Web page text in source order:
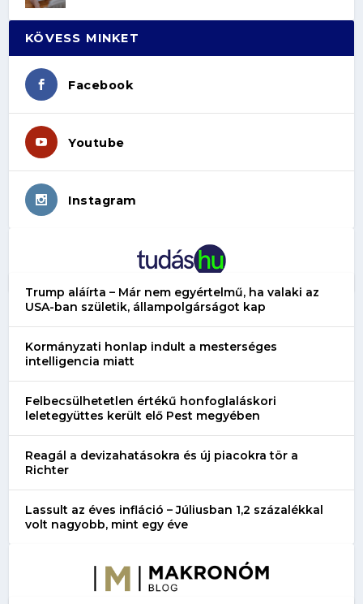
KÖVESS MINKET
Facebook
Youtube
Instagram
Trump aláírta – Már nem egyértelmű, ha valaki az
USA-ban születik, állampolgárságot kap
Kormányzati honlap indult a mesterséges
intelligencia miatt
Felbecsülhetetlen értékű honfoglaláskori
leletegyüttes került elő Pest megyében
Reagál a devizahatásokra és új piacokra tör a
Richter
Lassult az éves infláció – Júliusban 1,2 százalékkal
volt nagyobb, mint egy éve